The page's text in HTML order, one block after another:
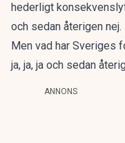
hederligt
och sedan återigen nej.
Men vad har Sveriges
ja, ja, ja och sedan
ANNONS